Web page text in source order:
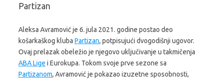
Partizan
Aleksa Avramović je 6. jula 2021. godine postao deo
košarkaškog kluba Partizan, potpisujući dvogodišnji ugovor.
Ovaj prelazak obeležio je njegovo uključivanje u takmičenja
ABA Lige i Eurokupa. Tokom svoje prve sezone sa
Partizanom, Avramović je pokazao izuzetne sposobnosti,